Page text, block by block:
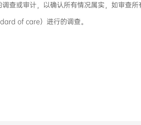
查或审计，以确认所有情况属实，如审查
of care）进行的调查。